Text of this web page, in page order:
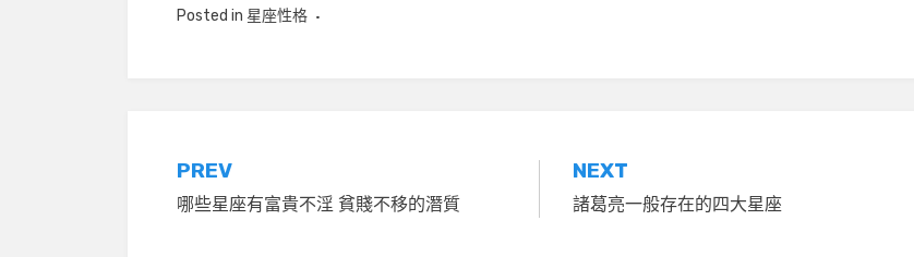
Posted in 星座性格
文
章
PREV
哪些星座有富貴不淫 貧賤不移的潛質
NEXT
諸葛亮一般存在的四大星座